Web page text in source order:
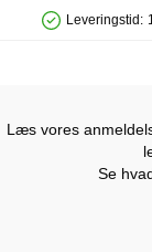
Leveringstid:
Læs vores
Se